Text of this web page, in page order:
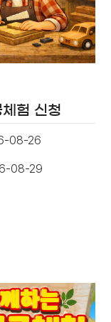
험 신청
08-26
08-29